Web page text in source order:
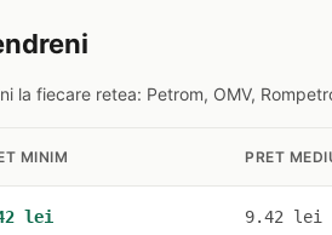
la fiecare retea: Petrom, OMV,
MINIM PRET
lei 9.42 lei